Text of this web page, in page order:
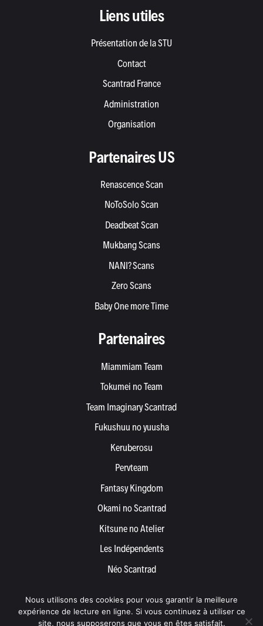
Liens utiles
Présentation de la STU
Contact
Scantrad France
Administration
Organisation
Partenaires US
Renascence Scan
NoToSolo Scan
Deadbeat Scan
Mukbang Scans
NANI? Scans
Zero Scans
Baby One more Time
Partenaires
Miammiam Team
Tokumei no Team
Team Imaginary Scantrad
Fukushuu no yuusha
Keruberosu
Pervteam
Fantasy Kingdom
Okami no Scantrad
Kitsune no Atelier
Les Indépendents
Néo Scantrad
Devenir partenaire
Nous utilisons des cookies pour vous garantir la meilleure
expérience de lecture en ligne. Si vous continuez à utiliser ce
site, nous supposerons que vous en êtes satisfait.